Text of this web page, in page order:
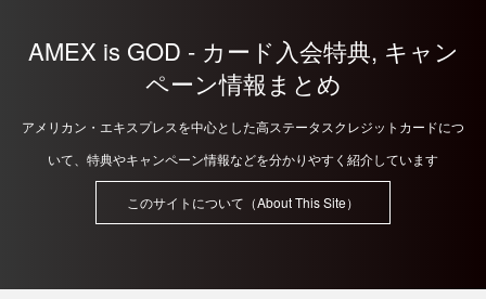
AMEX is GOD - カード入会特典, キャン
ペーン情報まとめ
アメリカン・エキスプレスを中心とした高ステータスクレジットカードにつ
いて、特典やキャンペーン情報などを分かりやすく紹介しています
このサイトについて（About This Site）